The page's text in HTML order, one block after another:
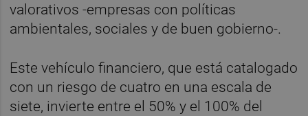
valorativos -empresas con políticas
ambientales, sociales y de buen gobierno-.
Este vehículo financiero, que está catalogado
con un riesgo de cuatro en una escala de
siete, invierte entre el 50% y el 100% del